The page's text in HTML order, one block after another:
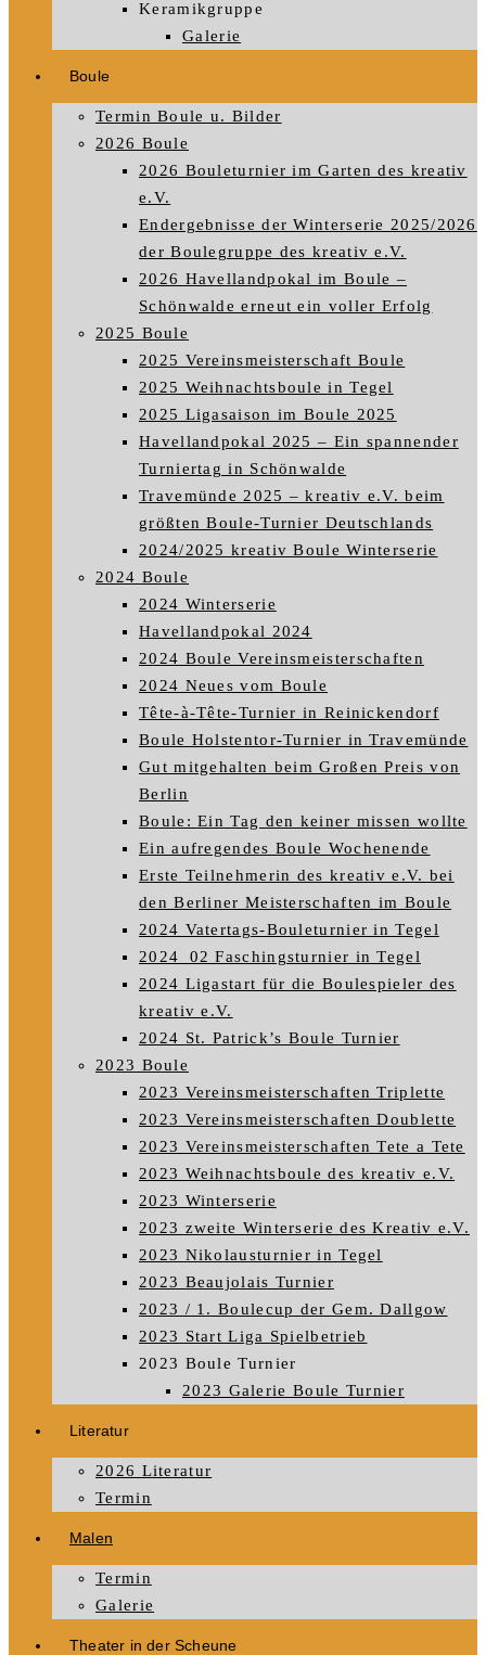
Keramikgruppe
Galerie
Boule
Termin Boule u. Bilder
2026 Boule
2026 Bouleturnier im Garten des kreativ
e.V.
Endergebnisse der Winterserie 2025/2026
der Boulegruppe des kreativ e.V.
2026 Havellandpokal im Boule –
Schönwalde erneut ein voller Erfolg
2025 Boule
2025 Vereinsmeisterschaft Boule
2025 Weihnachtsboule in Tegel
2025 Ligasaison im Boule 2025
Havellandpokal 2025 – Ein spannender
Turniertag in Schönwalde
Travemünde 2025 – kreativ e.V. beim
größten Boule-Turnier Deutschlands
2024/2025 kreativ Boule Winterserie
2024 Boule
2024 Winterserie
Havellandpokal 2024
2024 Boule Vereinsmeisterschaften
2024 Neues vom Boule
Tête-à-Tête-Turnier in Reinickendorf
Boule Holstentor-Turnier in Travemünde
Gut mitgehalten beim Großen Preis von
Berlin
Boule: Ein Tag den keiner missen wollte
Ein aufregendes Boule Wochenende
Erste Teilnehmerin des kreativ e.V. bei
den Berliner Meisterschaften im Boule
2024 Vatertags-Bouleturnier in Tegel
2024_02 Faschingsturnier in Tegel
2024 Ligastart für die Boulespieler des
kreativ e.V.
2024 St. Patrick’s Boule Turnier
2023 Boule
2023 Vereinsmeisterschaften Triplette
2023 Vereinsmeisterschaften Doublette
2023 Vereinsmeisterschaften Tete a Tete
2023 Weihnachtsboule des kreativ e.V.
2023 Winterserie
2023 zweite Winterserie des Kreativ e.V.
2023 Nikolausturnier in Tegel
2023 Beaujolais Turnier
2023 / 1. Boulecup der Gem. Dallgow
2023 Start Liga Spielbetrieb
2023 Boule Turnier
2023 Galerie Boule Turnier
Literatur
2026 Literatur
Termin
Malen
Termin
Galerie
Theater in der Scheune